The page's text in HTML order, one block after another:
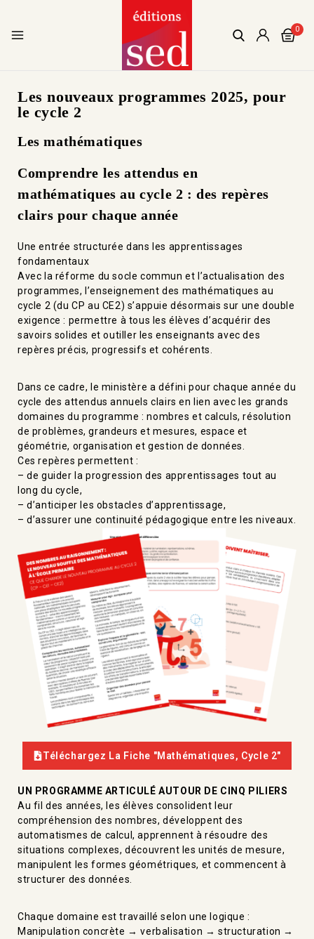
0
Les nouveaux programmes 2025, pour
le cycle 2
Les mathématiques
Comprendre les attendus en
mathématiques au cycle 2 : des repères
clairs pour chaque année
Une entrée structurée dans les apprentissages
fondamentaux
Avec la réforme du socle commun et l’actualisation des
programmes, l’enseignement des mathématiques au
cycle 2 (du CP au CE2) s’appuie désormais sur une double
exigence : permettre à tous les élèves d’acquérir des
savoirs solides et outiller les enseignants avec des
repères précis, progressifs et cohérents.
Dans ce cadre, le ministère a défini pour chaque année du
cycle des attendus annuels clairs en lien avec les grands
domaines du programme : nombres et calculs, résolution
de problèmes, grandeurs et mesures, espace et
géométrie, organisation et gestion de données.
Ces repères permettent :
– de guider la progression des apprentissages tout au
long du cycle,
– d’anticiper les obstacles d’apprentissage,
– d’assurer une continuité pédagogique entre les niveaux.
Téléchargez La Fiche "Mathématiques, Cycle 2"
UN PROGRAMME ARTICULÉ AUTOUR DE CINQ PILIERS
Au fil des années, les élèves consolident leur
compréhension des nombres, développent des
automatismes de calcul, apprennent à résoudre des
situations complexes, découvrent les unités de mesure,
manipulent les formes géométriques, et commencent à
structurer des données.
Chaque domaine est travaillé selon une logique :
Manipulation concrète → verbalisation → structuration →